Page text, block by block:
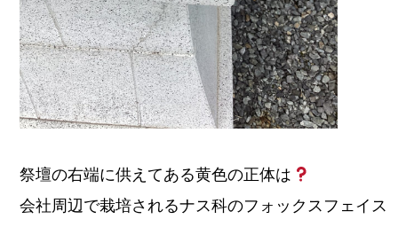
祭壇の右端に供えてある黄色の正体は
会社周辺で栽培されるナス科のフォックスフェイス